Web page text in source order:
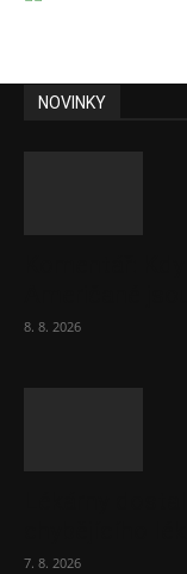
NOVINKY
8. 8. 2026
7. 8. 2026